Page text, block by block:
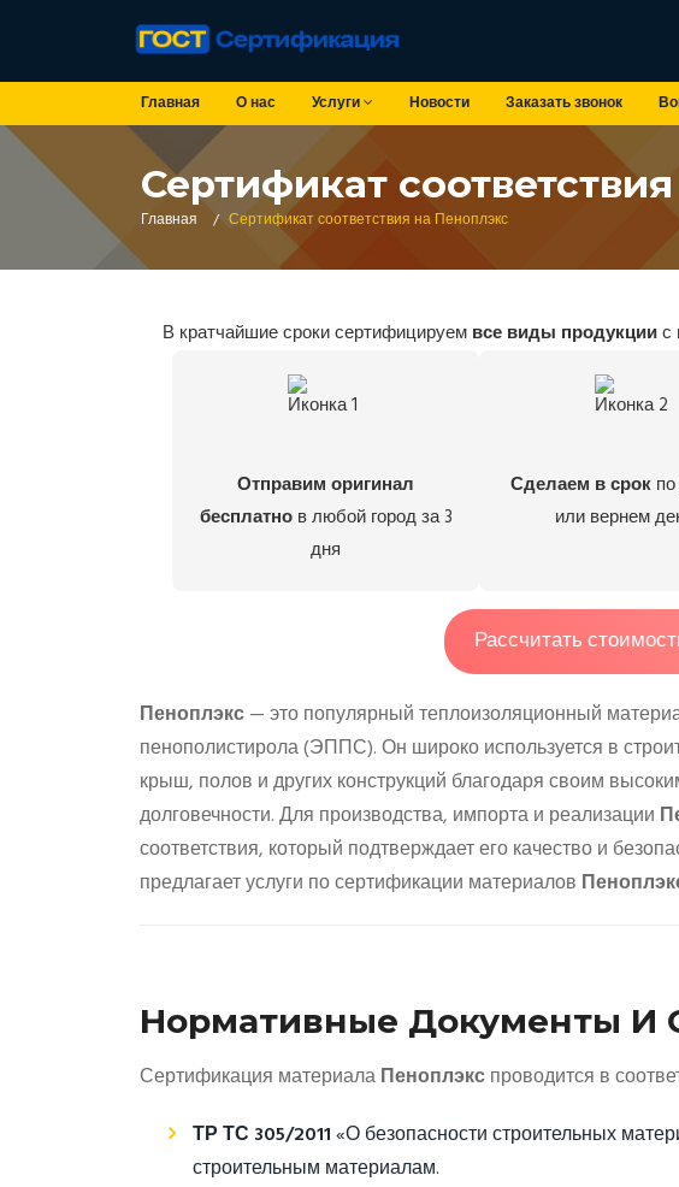
Главная О нас Услуги Новости Заказать звонок
Сертификат
Главная / Сертификат соответствия на Пеноплэкс
В кратчайшие сроки сертифицируем все виды продукциис
Отправим оригинал
бесплатнов любой город за 3
дня
Сделаем в срок
или вернем
Рассчитать
Пеноплэкс— это популярный теплоизоляционный
пенополистирола (ЭППС). Он широко используется в
крыш, полов и других конструкций благодаря своим
долговечности. Для производства, импорта и реализации
соответствия, который подтверждает его качество и
предлагает услуги по сертификации материалов
Нормативные Документы И
Сертификация материалаПеноплэкспроводится в
ТР ТС 305/2011«О безопасности строительных
строительным материалам.